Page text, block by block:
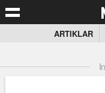
ARTIKLAR